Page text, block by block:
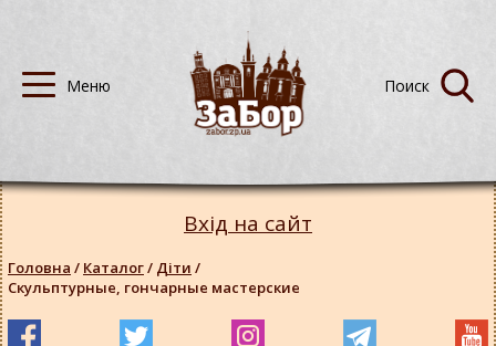
Вхід на сайт
Головна / Каталог/ Діти /
Скульптурные, гончарные мастерские